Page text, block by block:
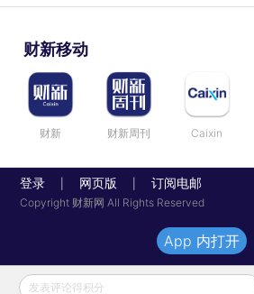
财新移动
财新 财新周刊 Caixin
登录 网页版 订阅电邮
Copyright 财新网 All Rights Reserved
发表评论得积分
App 内打开